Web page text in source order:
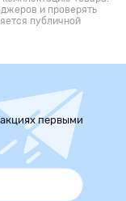
и проверять
публичной
первыми